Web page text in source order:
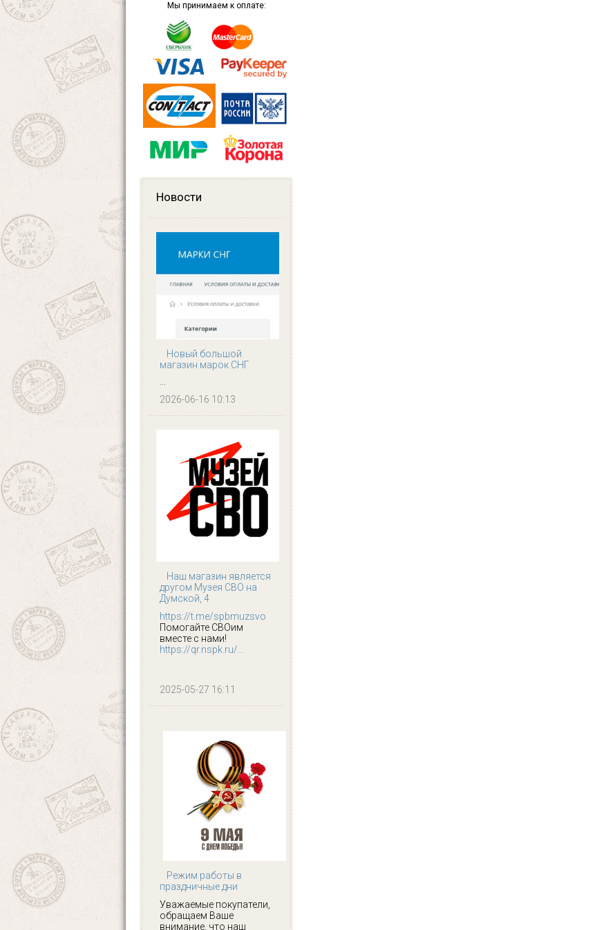
Мы принимаем к оплате:
Новости
Новый большой
магазин марок СНГ
...
2026-06-16 10:13
Наш магазин является
другом Музея СВО на
Думской, 4
https://t.me/spbmuzsvo
Помогайте СВОим
вместе с нами!
https://qr.nspk.ru/...
2025-05-27 16:11
Режим работы в
праздничные дни
Уважаемые покупатели,
обращаем Ваше
внимание, что наш